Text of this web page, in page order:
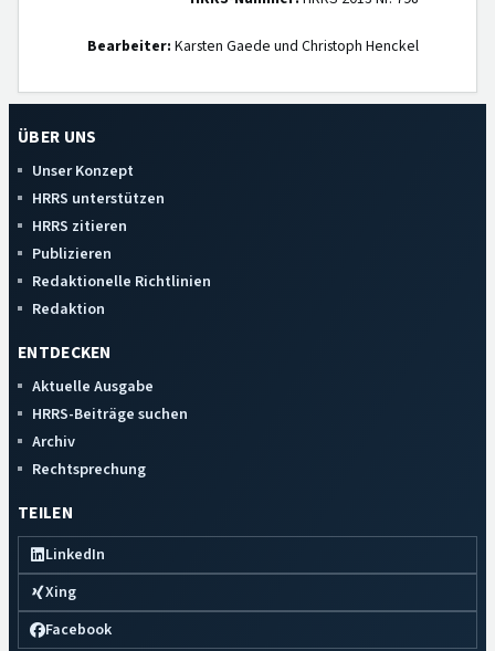
Bearbeiter: Karsten Gaede und Christoph Henckel
ÜBER UNS
Unser Konzept
HRRS unterstützen
HRRS zitieren
Publizieren
Redaktionelle Richtlinien
Redaktion
ENTDECKEN
Aktuelle Ausgabe
HRRS-Beiträge suchen
Archiv
Rechtsprechung
TEILEN
LinkedIn
Xing
Facebook